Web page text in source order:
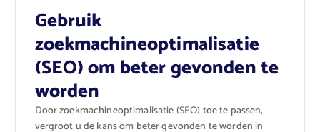
Gebruik
zoekmachineoptimalisatie
(SEO) om beter gevonden te
worden
Door zoekmachineoptimalisatie (SEO) toe te passen,
vergroot u de kans om beter gevonden te worden in